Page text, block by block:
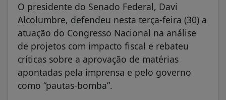
O presidente do Senado Federal, Davi
Alcolumbre, defendeu nesta terça-feira (30) a
atuação do Congresso Nacional na análise
de projetos com impacto fiscal e rebateu
críticas sobre a aprovação de matérias
apontadas pela imprensa e pelo governo
como “pautas-bomba”.